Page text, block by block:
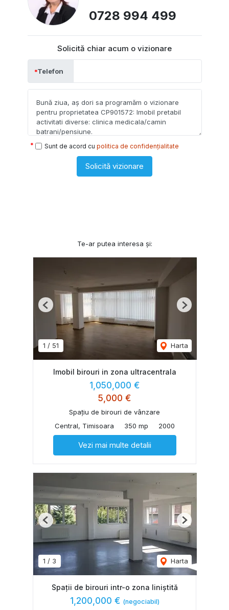
0728 994 499
Solicită chiar acum o vizionare
Telefon
Sunt de acord cu politica de confidențialitate
Solicită vizionare
Te-ar putea interesa și:
1 / 51 Harta
Previous Next
Imobil birouri in zona ultracentrala
1,050,000 €
5,000 €
Spațiu de birouri de vânzare
Central, Timisoara
350 mp 2000
Vezi mai multe detalii
1 / 3 Harta
Previous Next
Spații de birouri intr-o zona liniștită
1,200,000 € (negociabil)